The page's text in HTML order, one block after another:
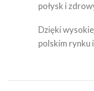
połysk i
Dzięki
polskim rynku